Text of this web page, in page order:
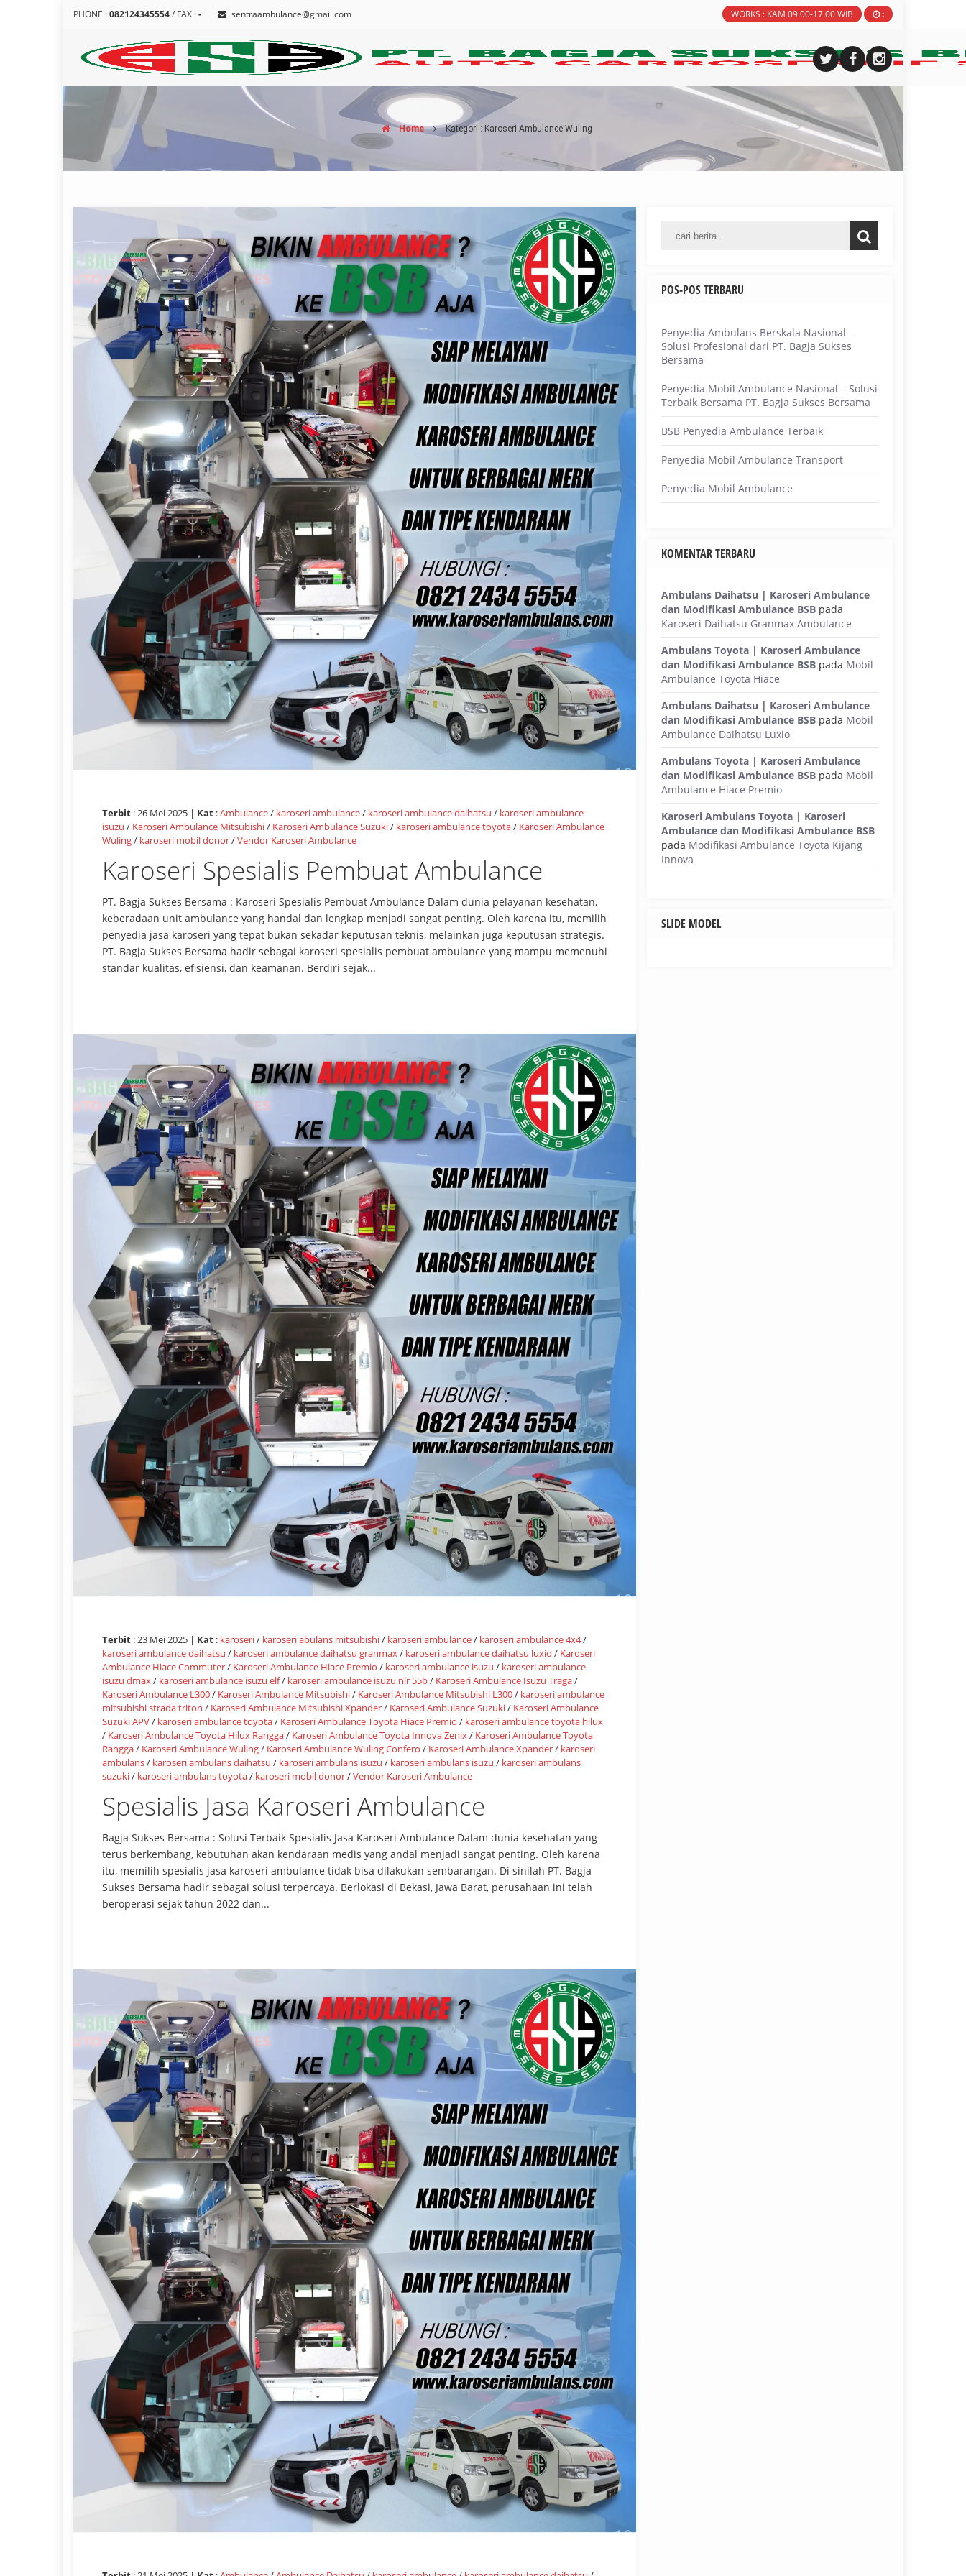
PHONE :082124345554/ FAX :- sentraambulance@gmail.com WORKS : KAM 09.00-17.00 WIB :
Home Kategori : Karoseri Ambulance Wuling
Terbit : 26 Mei 2025 | Kat :Ambulance/ karoseri ambulance/ karoseri ambulance daihatsu / karoseri ambulance
isuzu / Karoseri Ambulance Mitsubishi/ Karoseri Ambulance Suzuki/ karoseri ambulance toyota/ Karoseri Ambulance
Wuling/ karoseri mobil donor/Vendor Karoseri Ambulance
Karoseri Spesialis Pembuat Ambulance
PT. Bagja Sukses Bersama : Karoseri Spesialis Pembuat Ambulance Dalam dunia pelayanan kesehatan,
keberadaan unit ambulance yang handal dan lengkap menjadi sangat penting. Oleh karena itu, memilih
penyedia jasa karoseri yang tepat bukan sekadar keputusan teknis, melainkan juga keputusan strategis.
PT. Bagja Sukses Bersama hadir sebagai karoseri spesialis pembuat ambulance yang mampu memenuhi
standar kualitas, efisiensi, dan keamanan. Berdiri sejak...
Terbit : 23 Mei 2025 | Kat : karoseri/ karoseri abulans mitsubishi/ karoseri ambulance/ karoseri ambulance 4x4/
karoseri ambulance daihatsu / karoseri ambulance daihatsu granmax/ karoseri ambulance daihatsu luxio / Karoseri
Ambulance Hiace Commuter/ Karoseri Ambulance Hiace Premio / karoseri ambulance isuzu / karoseri ambulance
isuzu dmax/ karoseri ambulance isuzu elf/ karoseri ambulance isuzu nlr 55b/ Karoseri Ambulance Isuzu Traga/
Karoseri Ambulance L300/ Karoseri Ambulance Mitsubishi/ Karoseri Ambulance Mitsubishi L300/ karoseri ambulance
mitsubishi strada triton / Karoseri Ambulance Mitsubishi Xpander/ Karoseri Ambulance Suzuki/ Karoseri Ambulance
Suzuki APV/ karoseri ambulance toyota/ Karoseri Ambulance Toyota Hiace Premio / karoseri ambulance toyota hilux
/ Karoseri Ambulance Toyota Hilux Rangga/ Karoseri Ambulance Toyota Innova Zenix/ Karoseri Ambulance Toyota
Rangga/ Karoseri Ambulance Wuling/ Karoseri Ambulance Wuling Confero / Karoseri Ambulance Xpander/ karoseri
ambulans/ karoseri ambulans daihatsu / karoseri ambulans isuzu / karoseri ambulans isuzu / karoseri ambulans
suzuki/ karoseri ambulans toyota/ karoseri mobil donor/Vendor Karoseri Ambulance
Spesialis Jasa Karoseri Ambulance
Bagja Sukses Bersama : Solusi Terbaik Spesialis Jasa Karoseri Ambulance Dalam dunia kesehatan yang
terus berkembang, kebutuhan akan kendaraan medis yang andal menjadi sangat penting. Oleh karena
itu, memilih spesialis jasa karoseri ambulance tidak bisa dilakukan sembarangan. Di sinilah PT. Bagja
Sukses Bersama hadir sebagai solusi terpercaya. Berlokasi di Bekasi, Jawa Barat, perusahaan ini telah
beroperasi sejak tahun 2022 dan...
POS-POS TERBARU
Penyedia Ambulans Berskala Nasional –
Solusi Profesional dari PT. Bagja Sukses
Bersama
Penyedia Mobil Ambulance Nasional – Solusi
Terbaik Bersama PT. Bagja Sukses Bersama
BSB Penyedia Ambulance Terbaik
Penyedia Mobil Ambulance Transport
Penyedia Mobil Ambulance
KOMENTAR TERBARU
Ambulans Daihatsu | Karoseri Ambulance
dan Modifikasi Ambulance BSB pada
Karoseri Daihatsu Granmax Ambulance
Ambulans Toyota | Karoseri Ambulance
dan Modifikasi Ambulance BSB pada Mobil
Ambulance Toyota Hiace
Ambulans Daihatsu | Karoseri Ambulance
dan Modifikasi Ambulance BSB pada Mobil
Ambulance Daihatsu Luxio
Ambulans Toyota | Karoseri Ambulance
dan Modifikasi Ambulance BSB pada Mobil
Ambulance Hiace Premio
Karoseri Ambulans Toyota | Karoseri
Ambulance dan Modifikasi Ambulance BSB
pada Modifikasi Ambulance Toyota Kijang
Innova
SLIDE MODEL